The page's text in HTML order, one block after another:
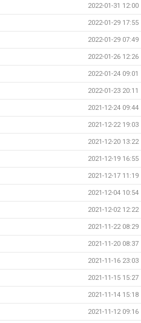
2022-01-31 12:00
2022-01-29 17:55
2022-01-29 07:49
2022-01-26 12:26
2022-01-24 09:01
2022-01-23 20:11
2021-12-24 09:44
2021-12-22 19:03
2021-12-20 13:22
2021-12-19 16:55
2021-12-17 11:19
2021-12-04 10:54
2021-12-02 12:22
2021-11-22 08:29
2021-11-20 08:37
2021-11-16 23:03
2021-11-15 15:27
2021-11-14 15:18
2021-11-12 09:16